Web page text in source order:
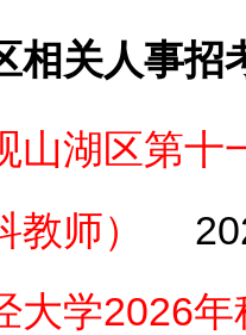
相关人事招
山湖区第十
师）
大学2026